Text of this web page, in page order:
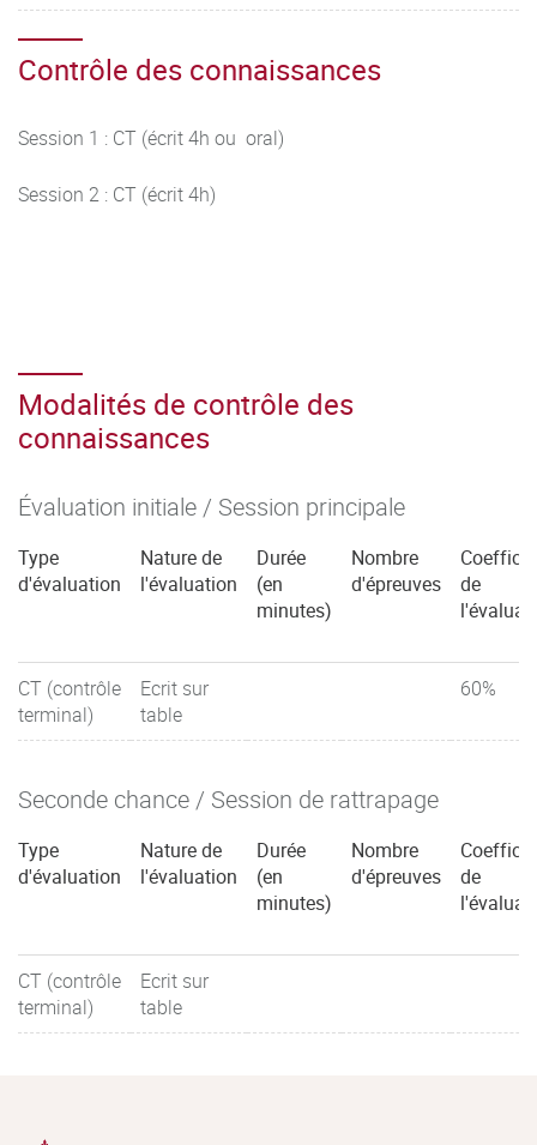
Contrôle des connaissances
Session 1 : CT (écrit 4h ou oral)
Session 2 : CT (écrit 4h)
Modalités de contrôle des
connaissances
Évaluation initiale / Session principale
Type
d'évaluation
Nature de
l'évaluation
Durée
(en
minutes)
Nombre
d'épreuves
de
CT (contrôle
terminal)
Ecrit sur
table
60%
Seconde chance / Session de rattrapage
Type
d'évaluation
Nature de
l'évaluation
Durée
(en
minutes)
Nombre
d'épreuves
de
CT (contrôle
terminal)
Ecrit sur
table